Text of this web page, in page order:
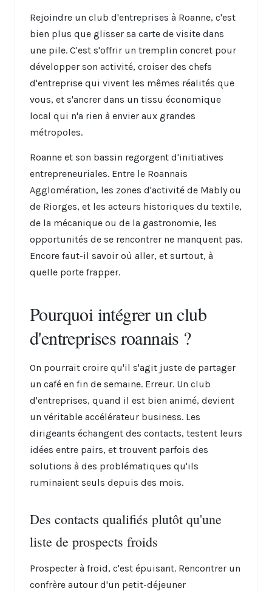
Rejoindre un club d'entreprises à Roanne, c'est
bien plus que glisser sa carte de visite dans
une pile. C'est s'offrir un tremplin concret pour
développer son activité, croiser des chefs
d'entreprise qui vivent les mêmes réalités que
vous, et s'ancrer dans un tissu économique
local qui n'a rien à envier aux grandes
métropoles.
Roanne et son bassin regorgent d'initiatives
entrepreneuriales. Entre le Roannais
Agglomération, les zones d'activité de Mably ou
de Riorges, et les acteurs historiques du textile,
de la mécanique ou de la gastronomie, les
opportunités de se rencontrer ne manquent pas.
Encore faut-il savoir où aller, et surtout, à
quelle porte frapper.
Pourquoi intégrer un club
d'entreprises roannais ?
On pourrait croire qu'il s'agit juste de partager
un café en fin de semaine. Erreur. Un club
d'entreprises, quand il est bien animé, devient
un véritable accélérateur business. Les
dirigeants échangent des contacts, testent leurs
idées entre pairs, et trouvent parfois des
solutions à des problématiques qu'ils
ruminaient seuls depuis des mois.
Des contacts qualifiés plutôt qu'une
liste de prospects froids
Prospecter à froid, c'est épuisant. Rencontrer un
confrère autour d'un petit-déjeuner